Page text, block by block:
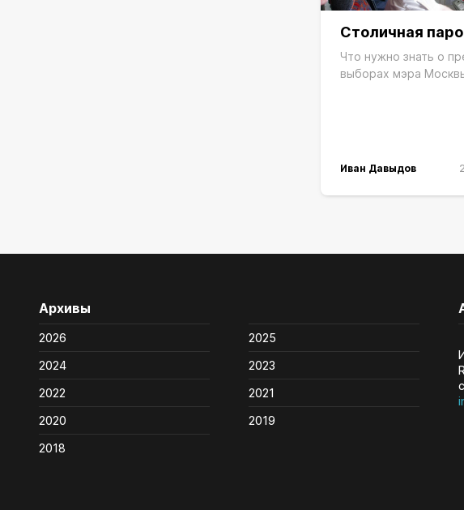
Столичная
Что нужно знать о
выборах мэра
Иван Давыдов
Архивы
2026
2025
2024
2023
2022
2021
2020
2019
2018